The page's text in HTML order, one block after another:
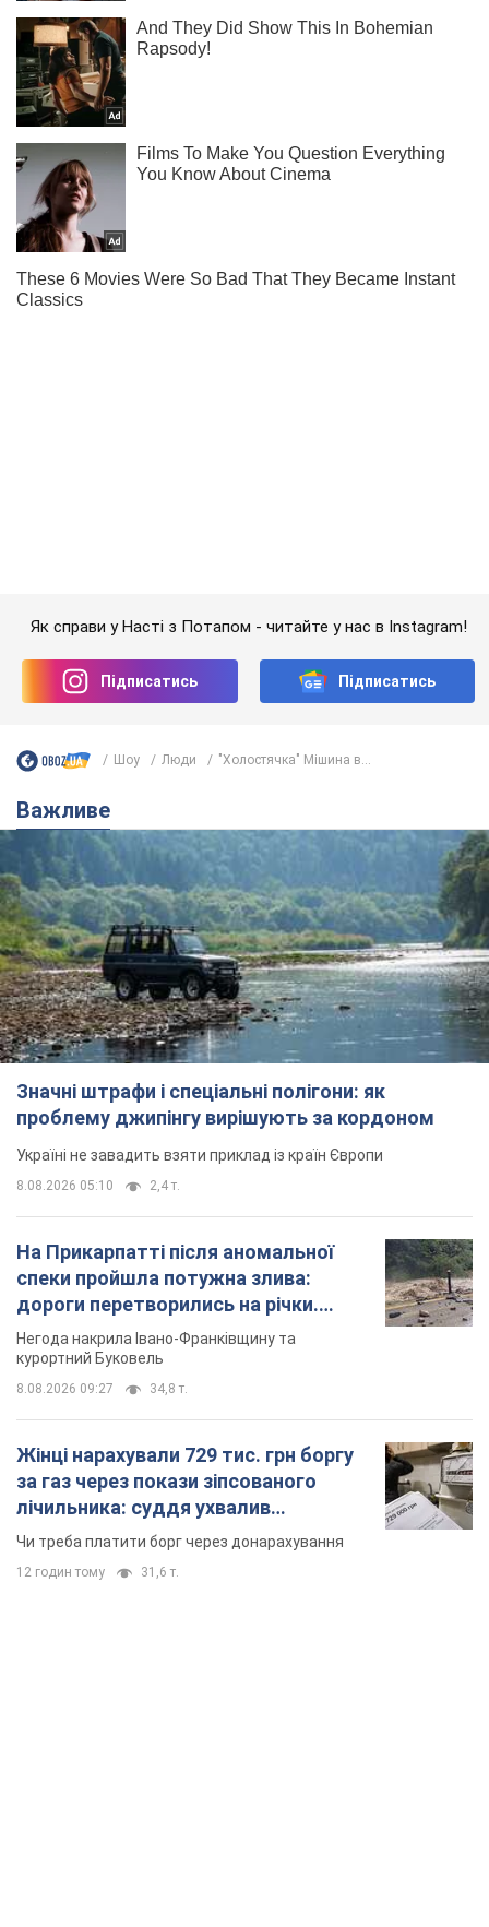
Значні штрафи і спеціальні полігони: як
проблему джипінгу вирішують за кордоном
Україні не завадить взяти приклад із країн Європи
8.08.2026 05:10 2,4 т.
На Прикарпатті після аномальної
спеки пройшла потужна злива:
дороги перетворились на річки.
Відео
Негода накрила Івано-Франківщину та
8.08.2026 09:27
Жінці нарахували 729 тис. грн боргу
за газ через покази зіпсованого
лічильника: суддя ухвалив
неочікуване рішення
Чи треба платити борг через донарахування
12 годин тому 31,6 т.